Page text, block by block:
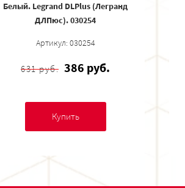
Белый. Legrand DLPlus (Легранд
ДЛПюс). 030254
Артикул: 030254
631 руб. 386 руб.
Купить